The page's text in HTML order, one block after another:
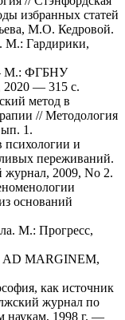
избранных статей
М.О. Кедровой.
М.: Гардирики,
М.: ФГБНУ
2020 — 315 с.
метод в
// Методология
1.
и
переживаний.
журнал, 2009, No 2.
оснований
М.: Прогресс,
AD MARGINEM,
как источник
журнал по
наукам, 1998 г. —